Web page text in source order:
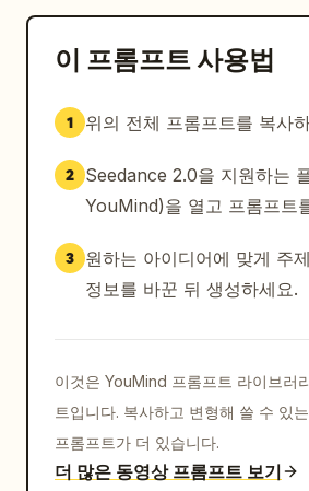
이 프롬프트 사용법
1 위의 전체 프롬프트를 복사
2
Seedance 2.0을 지원하는
YouMind)을 열고 프롬프트
3
원하는 아이디어에 맞게 주
정보를 바꾼 뒤 생성하세요.
이것은 YouMind 프롬프트 라이브러
트입니다. 복사하고 변형해 쓸 수 있
프롬프트가 더 있습니다.
더 많은 동영상 프롬프트 보기